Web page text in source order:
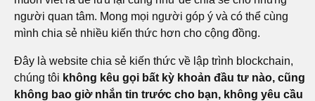
người quan tâm. Mong mọi người góp ý và có thể cùng
mình chia sẻ nhiều kiến thức hơn cho cộng đồng.
Đây là website chia sẻ kiến thức về lập trình blockchain,
chúng tôi không kêu gọi bất kỳ khoản đầu tư nào, cũng
không bao giờ nhắn tin trước cho bạn, không yêu cầu